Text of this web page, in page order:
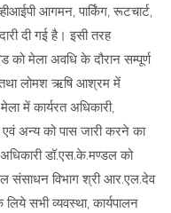
आगमन, पार्किंग, रूटचार्ट,
दी गई है। इसी तरह
को मेला अवधि के दौरान सम्पूर्ण
तथा लोमश ऋषि आश्रम में
में कार्यरत अधिकारी,
एवं अन्य को पास जारी करने का
अधिकारी डॉ.एस.के.मण्डल को
संसाधन विभाग श्री आर.एल.देव
सभी व्यवस्था, कार्यपालन